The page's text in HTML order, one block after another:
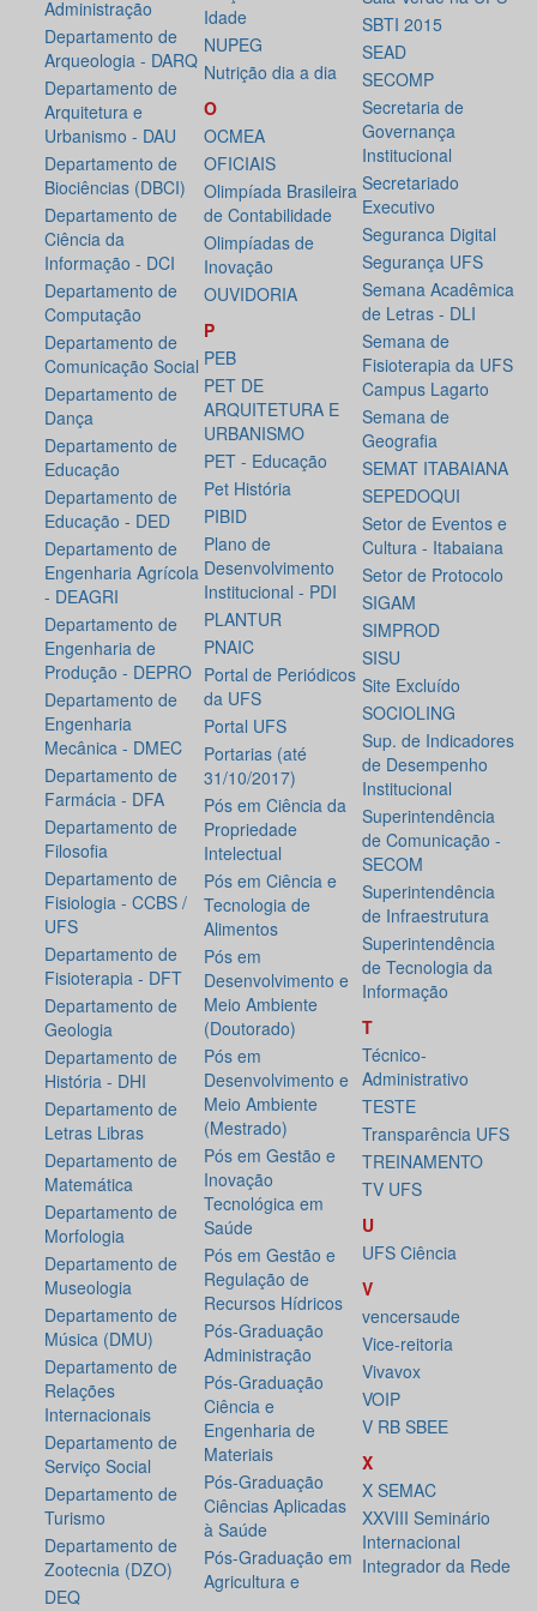
Administração
Departamento de
Arqueologia - DARQ
Departamento de
Arquitetura e
Urbanismo - DAU
Departamento de
Biociências (DBCI)
Departamento de
Ciência da
Informação - DCI
Departamento de
Computação
Departamento de
Comunicação Social
Departamento de
Dança
Departamento de
Educação
Departamento de
Educação - DED
Departamento de
Engenharia Agrícola
- DEAGRI
Departamento de
Engenharia de
Produção - DEPRO
Departamento de
Engenharia
Mecânica - DMEC
Departamento de
Farmácia - DFA
Departamento de
Filosofia
Departamento de
Fisiologia - CCBS /
UFS
Departamento de
Fisioterapia - DFT
Departamento de
Geologia
Departamento de
História - DHI
Departamento de
Letras Libras
Departamento de
Matemática
Departamento de
Morfologia
Departamento de
Museologia
Departamento de
Música (DMU)
Departamento de
Relações
Internacionais
Departamento de
Serviço Social
Departamento de
Turismo
Departamento de
Zootecnia (DZO)
DEQ
Idade
NUPEG
Nutrição dia a dia
O
OCMEA
OFICIAIS
Olimpíada Brasileira
de Contabilidade
Olimpíadas de
Inovação
OUVIDORIA
P
PEB
PET DE
ARQUITETURA E
URBANISMO
PET - Educação
Pet História
PIBID
Plano de
Desenvolvimento
Institucional - PDI
PLANTUR
PNAIC
Portal de Periódicos
da UFS
Portal UFS
Portarias (até
31/10/2017)
Pós em Ciência da
Propriedade
Intelectual
Pós em Ciência e
Tecnologia de
Alimentos
Pós em
Desenvolvimento e
Meio Ambiente
(Doutorado)
Pós em
Desenvolvimento e
Meio Ambiente
(Mestrado)
Pós em Gestão e
Inovação
Tecnológica em
Saúde
Pós em Gestão e
Regulação de
Recursos Hídricos
Pós-Graduação
Administração
Pós-Graduação
Ciência e
Engenharia de
Materiais
Pós-Graduação
Ciências Aplicadas
à Saúde
Pós-Graduação em
Agricultura e
SBTI 2015
SEAD
SECOMP
Secretaria de
Governança
Institucional
Secretariado
Executivo
Seguranca Digital
Segurança UFS
Semana Acadêmica
de Letras - DLI
Semana de
Fisioterapia da UFS
Campus Lagarto
Semana de
Geografia
SEMAT ITABAIANA
SEPEDOQUI
Setor de Eventos e
Cultura - Itabaiana
Setor de Protocolo
SIGAM
SIMPROD
SISU
Site Excluído
SOCIOLING
Sup. de Indicadores
de Desempenho
Institucional
Superintendência
de Comunicação -
SECOM
Superintendência
de Infraestrutura
Superintendência
de Tecnologia da
Informação
T
Técnico-
Administrativo
TESTE
Transparência UFS
TREINAMENTO
TV UFS
U
UFS Ciência
V
vencersaude
Vice-reitoria
Vivavox
VOIP
V RB SBEE
X
X SEMAC
XXVIII Seminário
Internacional
Integrador da Rede